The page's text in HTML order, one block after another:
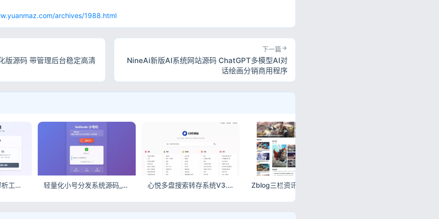
archives/1988.html
版源码 带管理后台稳定高清
下一篇
NineAi新版AI系统网站源码 ChatGPT多模型AI对
话绘画分销商用程序
纯前端二维码生成解析工具_无后端二维码源码_Tailwind响应式在线二维码工具 轻量化小号分发系统源码_卡密分发网站_IP限制领取工具源码 心悦多盘搜索转存系统V3.6_开源短剧资源网_迅雷云盘批量转存源码